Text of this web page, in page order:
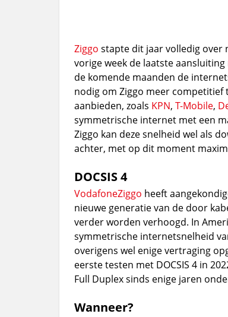
Ziggo stapte dit jaar volledig over
vorige week de laatste
de komende maanden de
nodig om Ziggo meer
aanbieden, zoals KPN, T-Mobile,
symmetrische internet met een
Ziggo kan deze snelheid wel als
achter, met op dit moment
DOCSIS 4
VodafoneZiggo heeft
nieuwe generatie van de door
verder worden verhoogd. In
symmetrische internetsnelheid
overigens wel enige vertraging
eerste testen met DOCSIS 4 in
Full Duplex sinds enige jaren
Wanneer?